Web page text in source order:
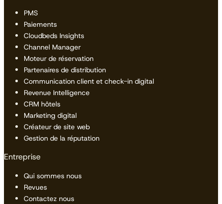
PMS
Paiements
Cloudbeds Insights
Channel Manager
Moteur de réservation
Partenaires de distribution
Communication client et check-in digital
Revenue Intelligence
CRM hôtels
Marketing digital
Créateur de site web
Gestion de la réputation
Entreprise
Qui sommes nous
Revues
Contactez nous